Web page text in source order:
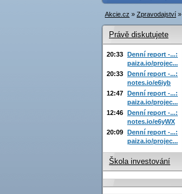
Akcie.cz » Zpravodajství »
Právě diskutujete
20:33 Denní report -...:
paiza.io/projec...
20:33 Denní report -...:
notes.io/e6iyb
12:47 Denní report -...:
paiza.io/projec...
12:46 Denní report -...:
notes.io/e6yWX
20:09 Denní report -...:
paiza.io/projec...
Škola investování